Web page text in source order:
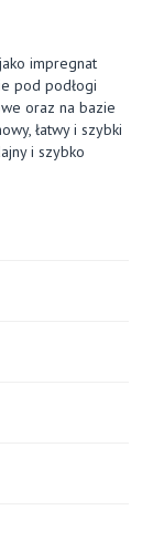
impregnat
pod podłogi
oraz na bazie
łatwy i szybki
i szybko